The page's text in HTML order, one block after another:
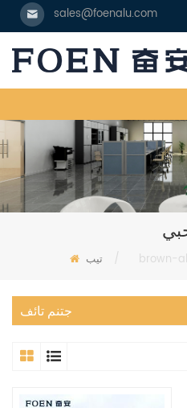
sales@foenalu.com
تيب / brown-
جتنم تائف